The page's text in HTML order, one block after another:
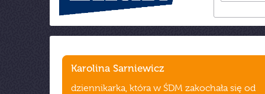
Karolina Sarniewicz
dziennikarka, która w ŚDM zakochała się od